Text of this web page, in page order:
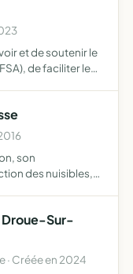
et de soutenir le
de faciliter les
son
des nuisibles,
Droue-Sur-
· Créée en 2024